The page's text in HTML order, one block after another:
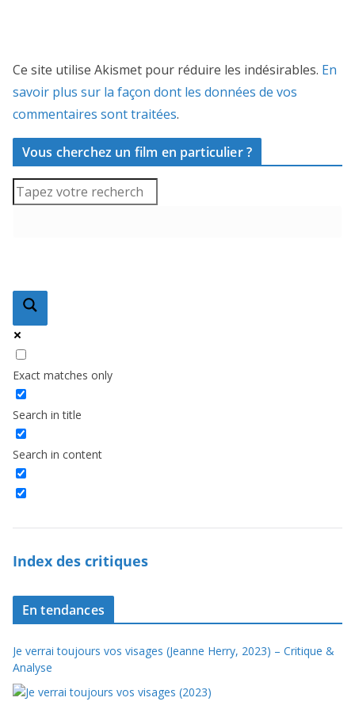
Ce site utilise Akismet pour réduire les indésirables. En
savoir plus sur la façon dont les données de vos
commentaires sont traitées.
Vous cherchez un film en particulier ?
Exact matches only
Search in title
Search in content
Index des critiques
En tendances
Je verrai toujours vos visages (Jeanne Herry, 2023) – Critique &
Analyse